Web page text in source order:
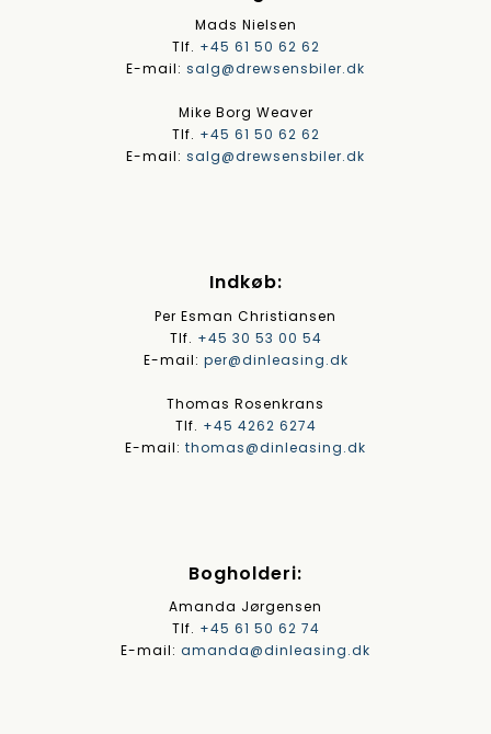
Mads Nielsen
Tlf. +45 61 50 62 62
E-mail: salg@drewsensbiler.dk
Mike Borg Weaver
Tlf. +45 61 50 62 62
E-mail: salg@drewsensbiler.dk
Indkøb:
Per Esman Christiansen
Tlf. +45 30 53 00 54
E-mail: per@dinleasing.dk
Thomas Rosenkrans
Tlf. +45 4262 6274
E-mail: thomas@dinleasing.dk
Bogholderi:
Amanda Jørgensen
Tlf. +45 61 50 62 74
E-mail: amanda@dinleasing.dk